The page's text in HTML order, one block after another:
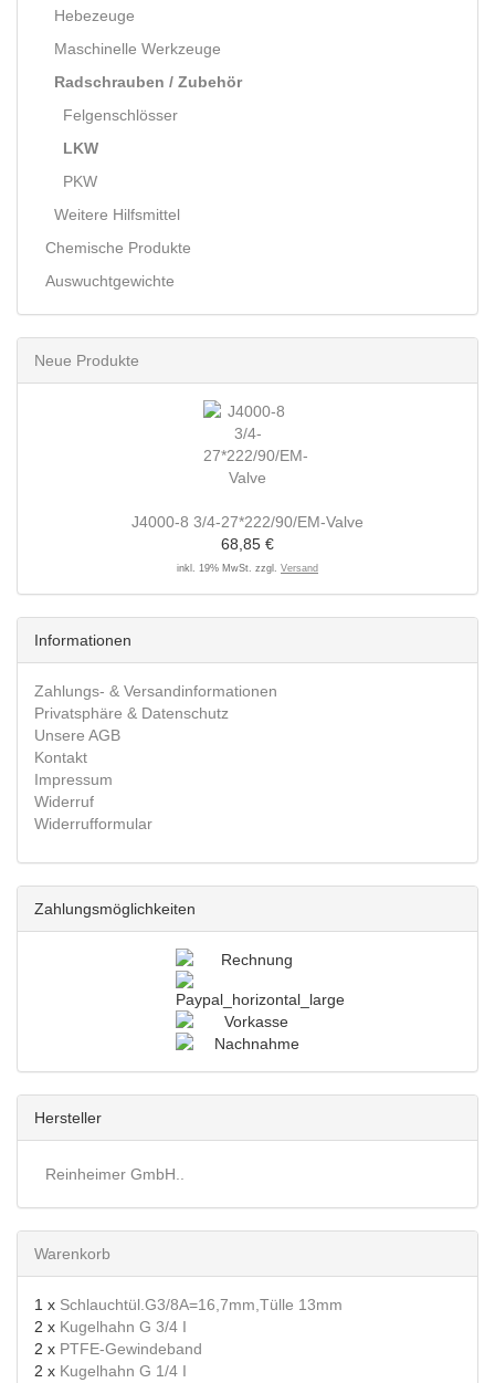
Hebezeuge
Maschinelle Werkzeuge
Radschrauben / Zubehör
Felgenschlösser
LKW
PKW
Weitere Hilfsmittel
Chemische Produkte
Auswuchtgewichte
Neue Produkte
J4000-8 3/4-27*222/90/EM-Valve
68,85 €
inkl. 19% MwSt. zzgl. Versand
Informationen
Zahlungs- & Versandinformationen
Privatsphäre & Datenschutz
Unsere AGB
Kontakt
Impressum
Widerruf
Widerrufformular
Zahlungsmöglichkeiten
Hersteller
Reinheimer GmbH..
Warenkorb
1 x Schlauchtül.G3/8A=16,7mm,Tülle 13mm
2 x Kugelhahn G 3/4 I
2 x PTFE-Gewindeband
2 x Kugelhahn G 1/4 I